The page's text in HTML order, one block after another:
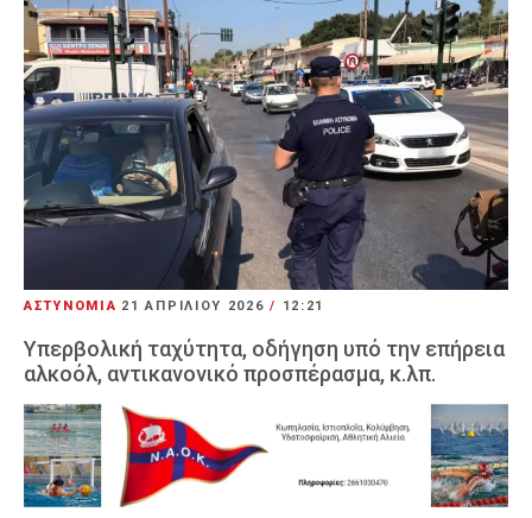
ΑΣΤΥΝΟΜΙΑ 21 ΑΠΡΙΛΊΟΥ 2026/ 12:21
Υπερβολική ταχύτητα, οδήγηση υπό την επήρεια
αλκοόλ, αντικανονικό προσπέρασμα, κ.λπ.